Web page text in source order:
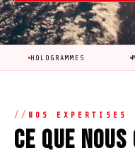
MURS LED
NOS EXPERTISES
Ce que